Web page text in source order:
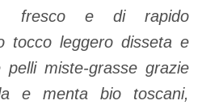
fresco e di rapido
tocco leggero disseta e
miste-grasse grazie
e menta bio toscani,